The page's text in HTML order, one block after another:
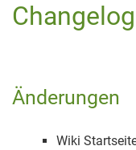
Änderungen
Wiki